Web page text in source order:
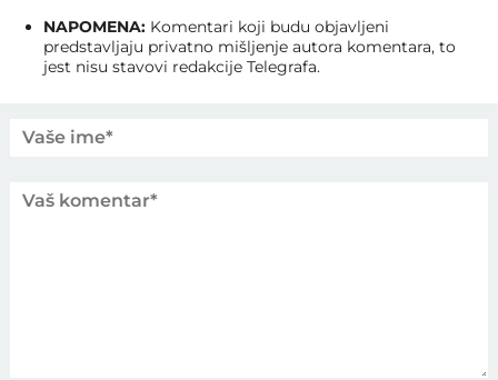
NAPOMENA: Komentari koji budu objavljeni
predstavljaju privatno mišljenje autora komentara, to
jest nisu stavovi redakcije Telegrafa.